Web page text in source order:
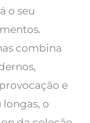
o seu
combina
e
longas, o